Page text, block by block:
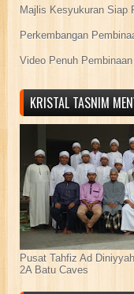
Majlis Kesyukuran Siap
Perkembangan
Video Penuh Pembinaan
KRISTAL TASNIM
Pusat Tahfiz Ad
2A Batu Caves